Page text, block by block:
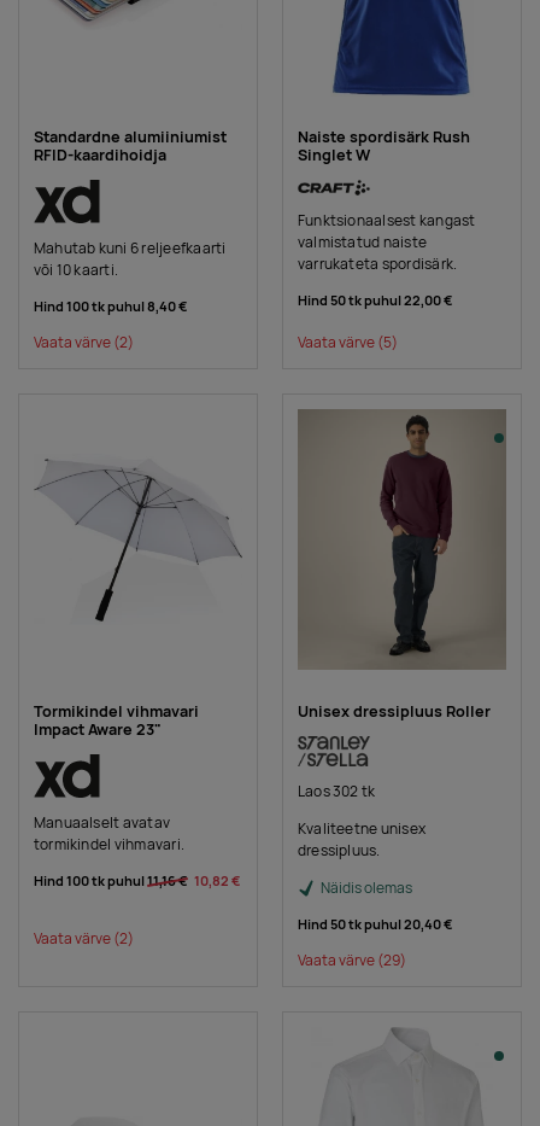
Standardne alumiiniumist
RFID-kaardihoidja
Mahutab kuni 6 reljeefkaarti
või 10 kaarti.
Hind 100 tk puhul8,40 €
Vaata värve(2)
Naiste spordisärk Rush
Singlet W
Funktsionaalsest kangast
valmistatud naiste
varrukateta spordisärk.
Hind 50 tk puhul22,00 €
Vaata värve(5)
Tormikindel vihmavari
Impact Aware 23"
Manuaalselt avatav
tormikindel vihmavari.
Hind 100 tk puhul11,16 € 10,82 €
Vaata värve(2)
Unisex dressipluus Roller
Laos 302 tk
Kvaliteetne unisex
dressipluus.
Näidis olemas
Hind 50 tk puhul20,40 €
Vaata värve(29)